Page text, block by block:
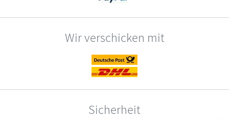
Wir verschicken mit
Sicherheit